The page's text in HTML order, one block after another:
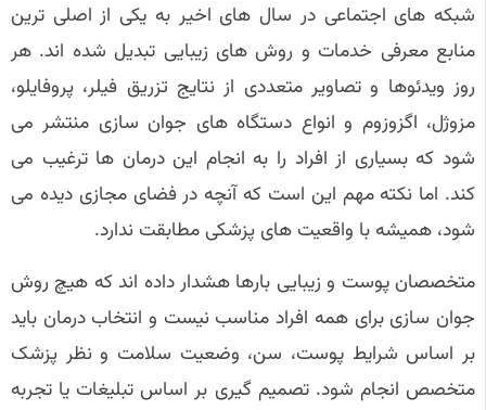
شبکه های اجتماعی در سال های اخیر به یکی از اصلی ترین
منابع معرفی خدمات و روش های زیبایی تبدیل شده اند. هر
روز ویدئوها و تصاویر متعددی از نتایج تزریق فیلر، پروفایلو،
مزوژل، اگزوزوم و انواع دستگاه های جوان سازی منتشر می
شود که بسیاری از افراد را به انجام این درمان ها ترغیب می
کند. اما نکته مهم این است که آنچه در فضای مجازی دیده می
شود، همیشه با واقعیت های پزشکی مطابقت ندارد.
متخصصان پوست و زیبایی بارها هشدار داده اند که هیچ روش
جوان سازی برای همه افراد مناسب نیست و انتخاب درمان باید
بر اساس شرایط پوست، سن، وضعیت سلامت و نظر پزشک
متخصص انجام شود. تصمیم گیری بر اساس تبلیغات یا تجربه